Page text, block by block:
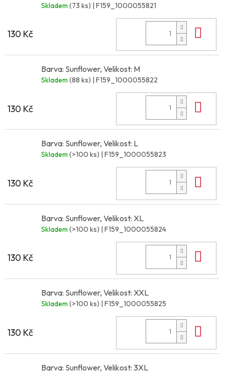
Skladem (73 ks) | F159_1000055821
130 Kč
Barva: Sunflower, Velikost: M
Skladem (88 ks) | F159_1000055822
130 Kč
Barva: Sunflower, Velikost: L
Skladem (>100 ks) | F159_1000055823
130 Kč
Barva: Sunflower, Velikost: XL
Skladem (>100 ks) | F159_1000055824
130 Kč
Barva: Sunflower, Velikost: XXL
Skladem (>100 ks) | F159_1000055825
130 Kč
Barva: Sunflower, Velikost: 3XL